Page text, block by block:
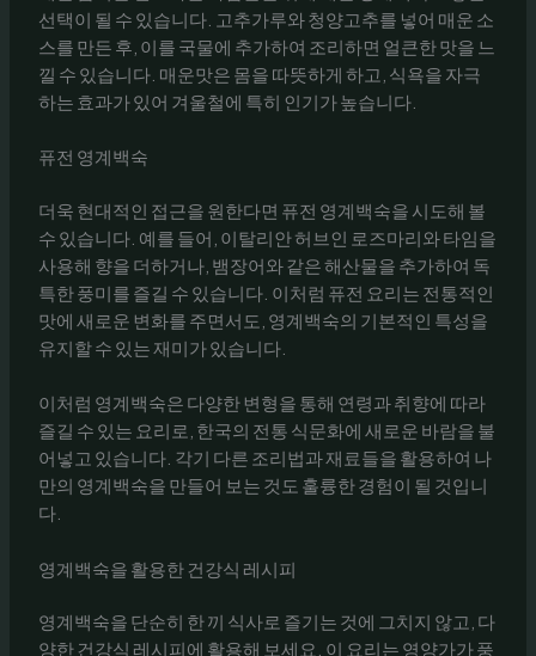
선택이 될 수 있습니다. 고추가루와 청양고추를 넣어 매운 소
스를 만든 후, 이를 국물에 추가하여 조리하면 얼큰한 맛을 느
낄 수 있습니다. 매운맛은 몸을 따뜻하게 하고, 식욕을 자극
하는 효과가 있어 겨울철에 특히 인기가 높습니다.
퓨전 영계백숙
더욱 현대적인 접근을 원한다면 퓨전 영계백숙을 시도해 볼
수 있습니다. 예를 들어, 이탈리안 허브인 로즈마리와 타임을
사용해 향을 더하거나, 뱀장어와 같은 해산물을 추가하여 독
특한 풍미를 즐길 수 있습니다. 이처럼 퓨전 요리는 전통적인
맛에 새로운 변화를 주면서도, 영계백숙의 기본적인 특성을
유지할 수 있는 재미가 있습니다.
이처럼 영계백숙은 다양한 변형을 통해 연령과 취향에 따라
즐길 수 있는 요리로, 한국의 전통 식문화에 새로운 바람을 불
어넣고 있습니다. 각기 다른 조리법과 재료들을 활용하여 나
만의 영계백숙을 만들어 보는 것도 훌륭한 경험이 될 것입니
다.
영계백숙을 활용한 건강식 레시피
영계백숙을 단순히 한 끼 식사로 즐기는 것에 그치지 않고, 다
양한 건강식 레시피에 활용해 보세요. 이 요리는 영양가가 풍